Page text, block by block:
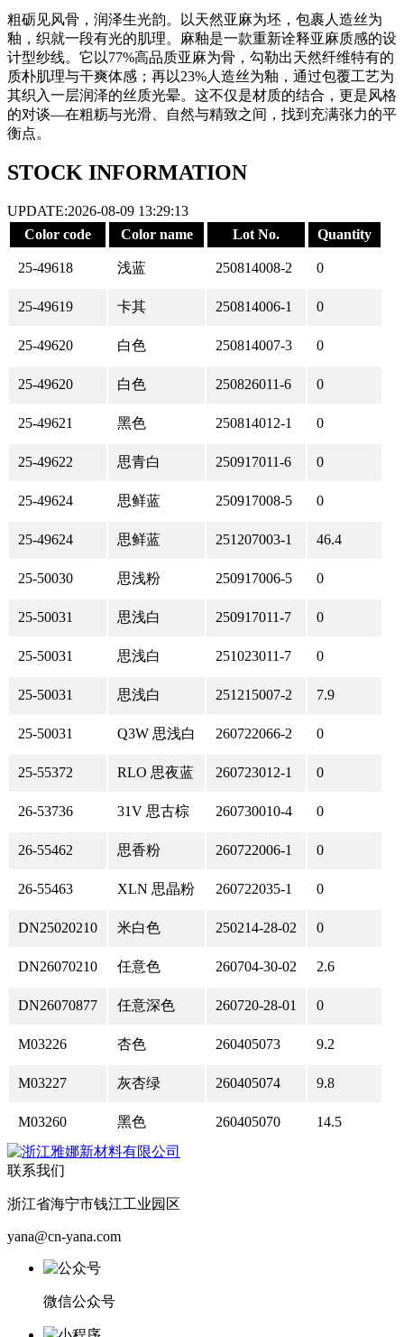
粗砺见风骨，润泽生光韵。以天然亚麻为坯，包裹人造丝为
釉，织就一段有光的肌理。麻釉是一款重新诠释亚麻质感的设
计型纱线。它以77%高品质亚麻为骨，勾勒出天然纤维特有的
质朴肌理与干爽体感；再以23%人造丝为釉，通过包覆工艺为
其织入一层润泽的丝质光晕。这不仅是材质的结合，更是风格
的对谈—在粗粝与光滑、自然与精致之间，找到充满张力的平
衡点。
STOCK INFORMATION
UPDATE:2026-08-09 13:29:13
Color code
Color name Lot No. Quantity
25-49618 浅蓝 250814008-2 0
25-49619 卡其 250814006-1 0
25-49620 白色 250814007-3 0
25-49620 白色 250826011-6 0
25-49621 黑色 250814012-1 0
25-49622 思青白 250917011-6 0
25-49624 思鲜蓝 250917008-5 0
25-49624 思鲜蓝 251207003-1 46.4
25-50030 思浅粉 250917006-5 0
25-50031 思浅白 250917011-7 0
25-50031 思浅白 251023011-7 0
25-50031 思浅白 251215007-2 7.9
25-50031 Q3W 思浅白 260722066-2 0
25-55372 RLO 思夜蓝 260723012-1 0
26-53736 31V 思古棕 260730010-4 0
26-55462 思香粉 260722006-1 0
26-55463 XLN 思晶粉 260722035-1 0
DN25020210 米白色 250214-28-02 0
DN26070210 任意色 260704-30-02 2.6
DN26070877 任意深色 260720-28-01 0
M03226 杏色 260405073 9.2
M03227 灰杏绿 260405074 9.8
M03260 黑色 260405070 14.5
联系我们
浙江省海宁市钱江工业园区
yana@cn-yana.com
微信公众号